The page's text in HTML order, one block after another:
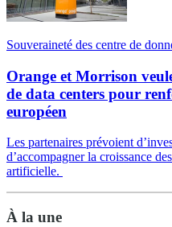
Souveraineté des centre de
Orange et Morrison
de data centers pour
européen
Les partenaires prévoient
d’accompagner la croissance
artificielle.
À la une